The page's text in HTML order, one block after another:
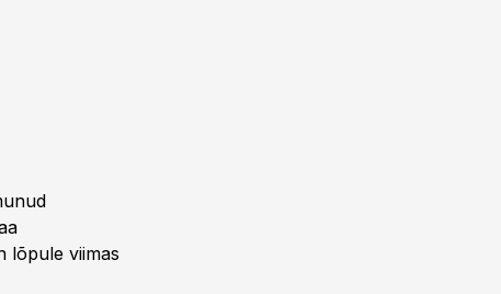
lõpule viimas